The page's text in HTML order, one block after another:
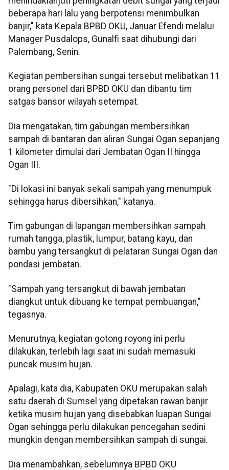
beberapa hari lalu yang berpotensi menimbulkan
banjir," kata Kepala BPBD OKU, Januar Efendi melalui
Manager Pusdalops, Gunalfi saat dihubungi dari
Palembang, Senin.
Kegiatan pembersihan sungai tersebut melibatkan 11
orang personel dari BPBD OKU dan dibantu tim
satgas bansor wilayah setempat.
Dia mengatakan, tim gabungan membersihkan
sampah di bantaran dan aliran Sungai Ogan sepanjang
1 kilometer dimulai dari Jembatan Ogan II hingga
Ogan III.
"Di lokasi ini banyak sekali sampah yang menumpuk
sehingga harus dibersihkan," katanya.
Tim gabungan di lapangan membersihkan sampah
rumah tangga, plastik, lumpur, batang kayu, dan
bambu yang tersangkut di pelataran Sungai Ogan dan
pondasi jembatan.
"Sampah yang tersangkut di bawah jembatan
diangkut untuk dibuang ke tempat pembuangan,"
tegasnya.
Menurutnya, kegiatan gotong royong ini perlu
dilakukan, terlebih lagi saat ini sudah memasuki
puncak musim hujan.
Apalagi, kata dia, Kabupaten OKU merupakan salah
satu daerah di Sumsel yang dipetakan rawan banjir
ketika musim hujan yang disebabkan luapan Sungai
Ogan sehingga perlu dilakukan pencegahan sedini
mungkin dengan membersihkan sampah di sungai.
Dia menambahkan, sebelumnya BPBD OKU